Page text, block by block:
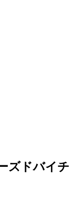
ズドバイチ